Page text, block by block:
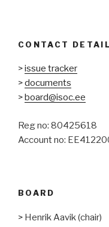
CONTACT
>issue tracker
>documents
> board@isoc.ee
Reg no: 80425618
Account no:
BOARD
> Henrik Aavik (chair)